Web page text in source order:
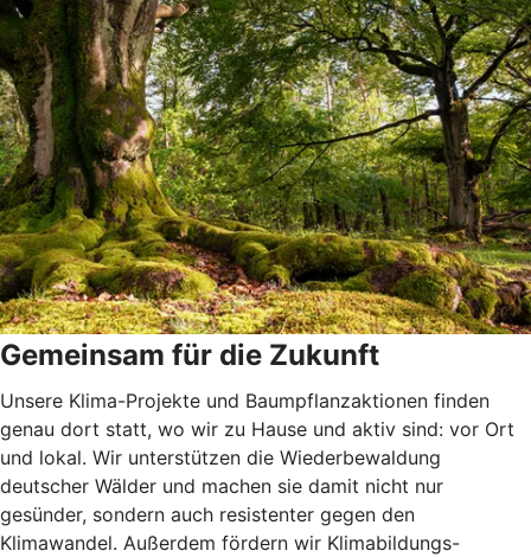
Gemeinsam für die Zukunft
Unsere Klima-Projekte und Baumpflanzaktionen finden
genau dort statt, wo wir zu Hause und aktiv sind: vor Ort
und lokal. Wir unterstützen die Wiederbewaldung
deutscher Wälder und machen sie damit nicht nur
gesünder, sondern auch resistenter gegen den
Klimawandel. Außerdem fördern wir Klimabildungs-